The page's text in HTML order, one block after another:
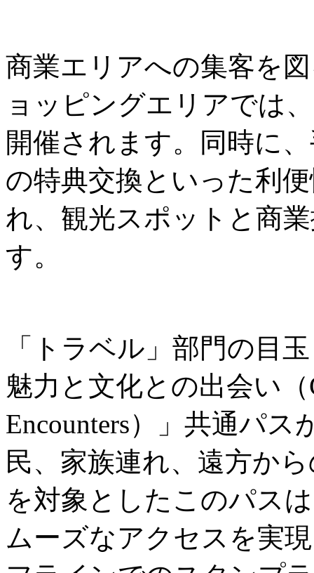
商業エリアへの集客を
ョッピングエリアでは
開催されます。同時に
の特典交換といった利
れ、観光スポットと商
す。
「トラベル」部門の目
魅力と文化との出会い（
Encounters）」共通パ
民、家族連れ、遠方か
を対象としたこのパス
ムーズなアクセスを実